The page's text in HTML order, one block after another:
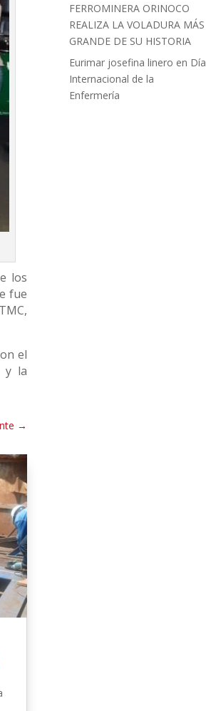
los
fue
el
y la
→
FERROMINERA ORINOCO
REALIZA LA VOLADURA MÁS
GRANDE DE SU HISTORIA
Eurimar josefina linero en Día
Internacional de la
Enfermería